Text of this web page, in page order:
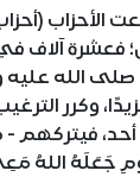
الأحزاب
فعشرة آلاف
- صلى الله
وكرر الترغيب
أحد،
جَعَلَهُ اللهُ